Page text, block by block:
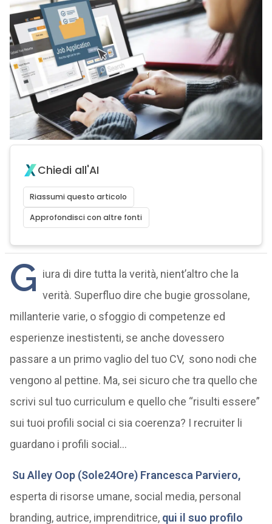
Chiedi all'AI
Riassumi questo articolo
Approfondisci con altre fonti
G iura di dire tutta la verità, nient’altro che la
verità. Superfluo dire che bugie grossolane,
millanterie varie, o sfoggio di competenze ed
esperienze inestistenti, se anche dovessero
passare a un primo vaglio del tuo CV, sono nodi che
vengono al pettine. Ma, sei sicuro che tra quello che
scrivi sul tuo curriculum e quello che “risulti essere”
sui tuoi profili social ci sia coerenza? I recruiter li
guardano i profili social…
Su Alley Oop (Sole24Ore) Francesca Parviero,
esperta di risorse umane, social media, personal
branding, autrice, imprenditrice, qui il suo profilo